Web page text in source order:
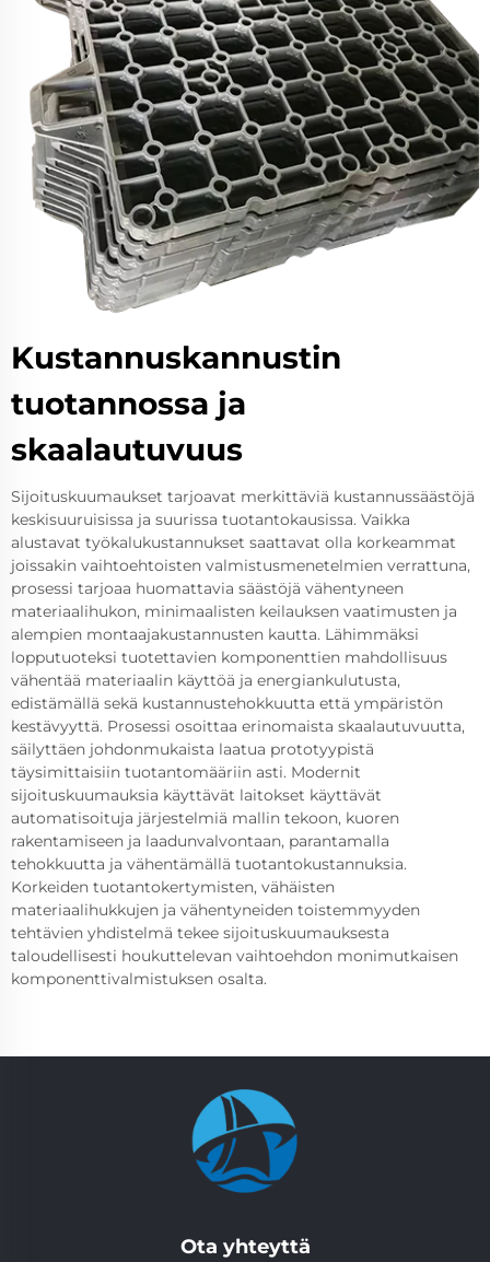
Kustannuskannustin
tuotannossa ja
skaalautuvuus
Sijoituskuumaukset tarjoavat merkittäviä kustannussäästöjä
keskisuuruisissa ja suurissa tuotantokausissa. Vaikka
alustavat työkalukustannukset saattavat olla korkeammat
joissakin vaihtoehtoisten valmistusmenetelmien verrattuna,
prosessi tarjoaa huomattavia säästöjä vähentyneen
materiaalihukon, minimaalisten keilauksen vaatimusten ja
alempien montaajakustannusten kautta. Lähimmäksi
lopputuoteksi tuotettavien komponenttien mahdollisuus
vähentää materiaalin käyttöä ja energiankulutusta,
edistämällä sekä kustannustehokkuutta että ympäristön
kestävyyttä. Prosessi osoittaa erinomaista skaalautuvuutta,
säilyttäen johdonmukaista laatua prototyypistä
täysimittaisiin tuotantomääriin asti. Modernit
sijoituskuumauksia käyttävät laitokset käyttävät
automatisoituja järjestelmiä mallin tekoon, kuoren
rakentamiseen ja laadunvalvontaan, parantamalla
tehokkuutta ja vähentämällä tuotantokustannuksia.
Korkeiden tuotantokertymisten, vähäisten
materiaalihukkujen ja vähentyneiden toistemmyyden
tehtävien yhdistelmä tekee sijoituskuumauksesta
taloudellisesti houkuttelevan vaihtoehdon monimutkaisen
komponenttivalmistuksen osalta.
Ota yhteyttä